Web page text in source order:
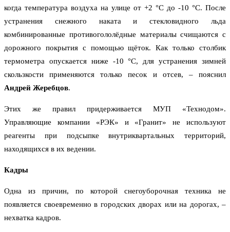
когда температура воздуха на улице от +2 °С до -10 °С. После
устранения снежного наката и стекловидного льда
комбинированные противогололёдные материалы счищаются с
дорожного покрытия с помощью щёток. Как только столбик
термометра опускается ниже -10 °С, для устранения зимней
скользкости применяются только песок и отсев, – пояснил
Андрей Жеребцов.
Этих же правил придерживается МУП «Технодом».
Управляющие компании «РЭК» и «Гранит» не используют
реагенты при подсыпке внутриквартальных территорий,
находящихся в их ведении.
Кадры
Одна из причин, по которой снегоуборочная техника не
появляется своевременно в городских дворах или на дорогах, –
нехватка кадров.